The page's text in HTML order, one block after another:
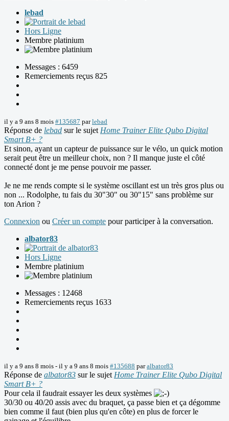
lebad
Hors Ligne
Membre platinium
Messages : 6459
Remerciements reçus 825
il y a 9 ans 8 mois #135687 parlebad
Réponse de lebad sur le sujet Home Trainer Elite Qubo Digital
Smart B+ ?
Et sinon, ayant un capteur de puissance sur le vélo, un quick motion
serait peut être un meilleur choix, non ? Il manque juste el côté
connecté dont je me pense pouvoir me passer.
Je ne me rends compte si le système oscillant est un très gros plus ou
non ... Rodolphe, tu fais du 30"30" ou 30"15" sans problème sur
ton Arion ?
Connexion ou Créer un compte pour participer à la conversation.
albator83
Hors Ligne
Membre platinium
Messages : 12468
Remerciements reçus 1633
il y a 9 ans 8 mois - il y a 9 ans 8 mois #135688 paralbator83
Réponse de albator83 sur le sujet Home Trainer Elite Qubo Digital
Smart B+ ?
Pour cela il faudrait essayer les deux systèmes
30/30 ou 40/20 assis avec du braquet, ça passe bien et ça dégomme
bien comme il faut (bien plus qu'en côte) en plus de forcer le